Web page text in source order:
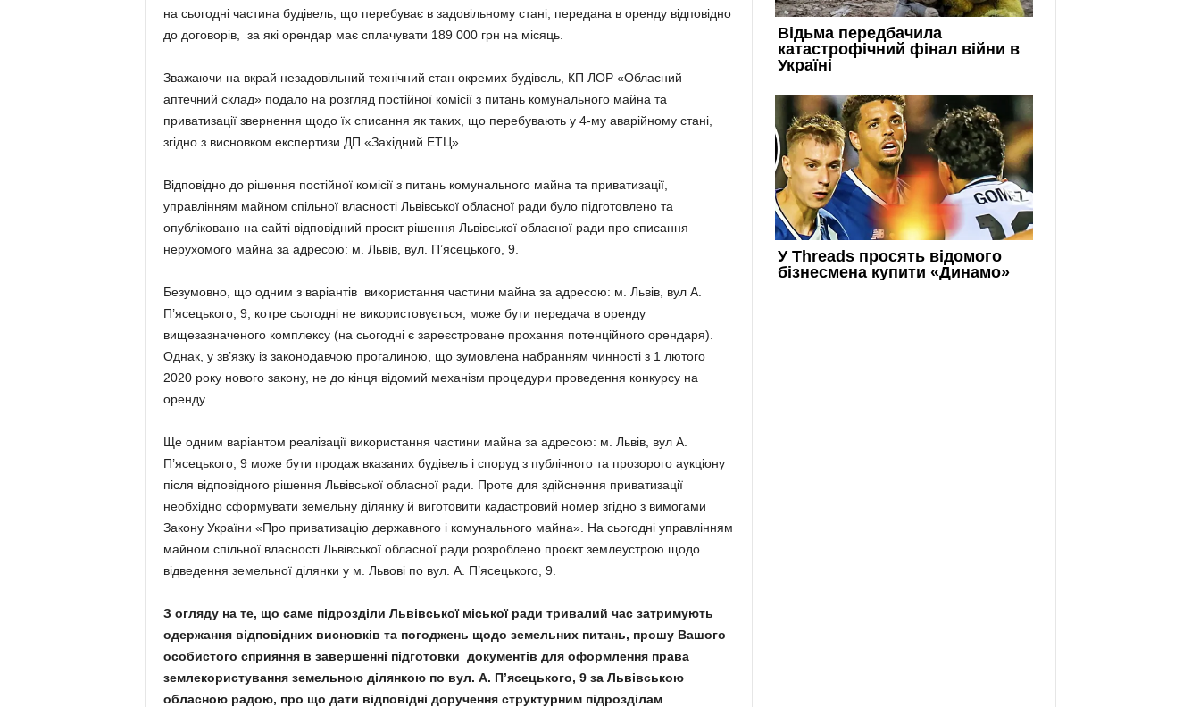
на сьогодні частина будівель, що перебуває в задовільному стані, передана в оренду відповідно
до договорів, за які орендар має сплачувати 189 000 грн на місяць.
Зважаючи на вкрай незадовільний технічний стан окремих будівель, КП ЛОР «Обласний
аптечний склад» подало на розгляд постійної комісії з питань комунального майна та
приватизації звернення щодо їх списання як таких, що перебувають у 4-му аварійному стані,
згідно з висновком експертизи ДП «Західний ЕТЦ».
Відповідно до рішення постійної комісії з питань комунального майна та приватизації,
управлінням майном спільної власності Львівської обласної ради було підготовлено та
опубліковано на сайті відповідний проєкт рішення Львівської обласної ради про списання
нерухомого майна за адресою: м. Львів, вул. П’ясецького, 9.
Безумовно, що одним з варіантів використання частини майна за адресою: м. Львів, вул А.
П’ясецького, 9, котре сьогодні не використовується, може бути передача в оренду
вищезазначеного комплексу (на сьогодні є зареєстроване прохання потенційного орендаря).
Однак, у зв’язку із законодавчою прогалиною, що зумовлена набранням чинності з 1 лютого
2020 року нового закону, не до кінця відомий механізм процедури проведення конкурсу на
оренду.
Ще одним варіантом реалізації використання частини майна за адресою: м. Львів, вул А.
П’ясецького, 9 може бути продаж вказаних будівель і споруд з публічного та прозорого аукціону
після відповідного рішення Львівської обласної ради. Проте для здійснення приватизації
необхідно сформувати земельну ділянку й виготовити кадастровий номер згідно з вимогами
Закону України «Про приватизацію державного і комунального майна». На сьогодні управлінням
майном спільної власності Львівської обласної ради розроблено проєкт землеустрою щодо
відведення земельної ділянки у м. Львові по вул. А. П’ясецького, 9.
З огляду на те, що саме підрозділи Львівської міської ради тривалий час затримують
одержання відповідних висновків та погоджень щодо земельних питань, прошу Вашого
особистого сприяння в завершенні підготовки документів для оформлення права
землекористування земельною ділянкою по вул. А. П’ясецького, 9 за Львівською
обласною радою, про що дати відповідні доручення структурним підрозділам